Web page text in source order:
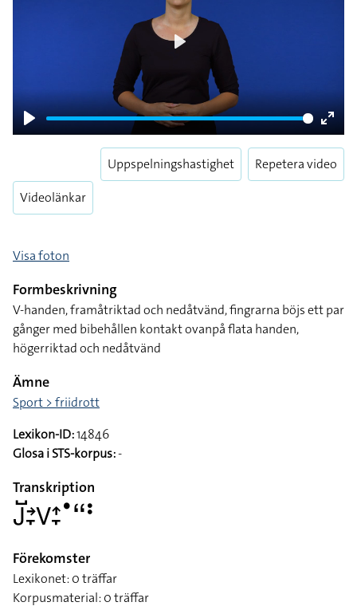
Play
Enter
Videolänkar
Uppspelningshastighet Repetera video
Visa foton
Formbeskrivning
V-handen, framåtriktad och nedåtvänd, fingrarna böjs ett par
gånger med bibehållen kontakt ovanpå flata handen,
högerriktad och nedåtvänd
Ämne
Sport > friidrott
Lexikon-ID:14846
Glosa i STS-korpus:-
Transkription
􌤢􌤹􌥔􌥙􌤭􌤴􌥙􌤟􌦨􌥻
Förekomster
Lexikonet: 0 träffar
Korpusmaterial: 0 träffar